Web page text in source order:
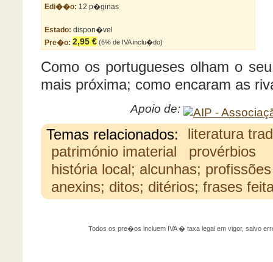
Edi��o: 12 p�ginas
Estado: dispon�vel
Pre�o: 2,95 € (6% de IVA inclu�do)
Como os portugueses olham o
mais próxima; como encaram as
Apoio de:
Temas relacionados:
literatura
património imaterial
provérbios
história local; alcunhas; profissões
anexins; ditos; ditérios; frases
Todos os pre�os incluem IVA � taxa legal em vigor, salvo